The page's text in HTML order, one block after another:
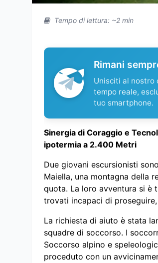
Tempo di lettura: ~2 min
Rimani
Unisciti al nostro
tempo reale,
tuo smartphone.
Sinergia di Coraggio e
ipotermia a 2.400 Metri
Due giovani escursionisti
Maiella, una montagna della
quota. La loro avventura si è
trovati incapaci di
La richiesta di aiuto è stata
squadre di soccorso. I
Soccorso alpino e
proceduto con un